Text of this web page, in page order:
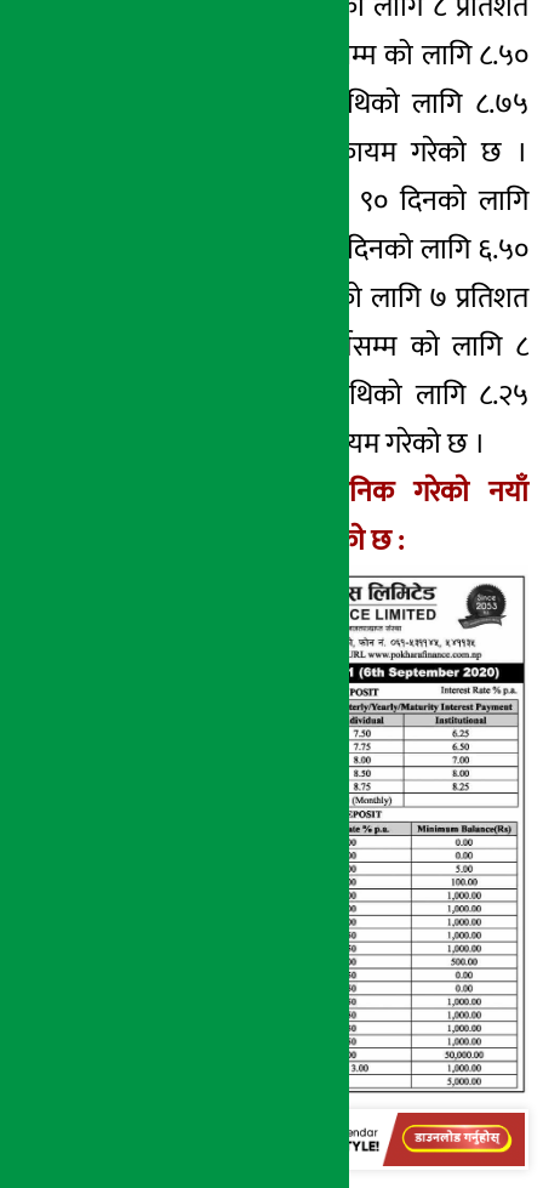
र १ वर्षदेखि २ वर्षसम्म को लागि ८.५०
प्रतिशत र २ वर्षमाथिको लागि ८.७५
प्रतिशत व्याजदर कायम गरेको छ ।
यता, संस्थागत तर्फ ९० दिनको लागि
६.२५ प्रतिशत, १८० दिनको लागि ६.५०
प्रतिशत, २७० दिनको लागि ७ प्रतिशत
र १ वर्षदेखि २ वर्षसम्म को लागि ८
प्रतिशत र २ वर्षमाथिको लागि ८.२५
प्रतिशत व्याजदर कायम गरेको छ ।
फाइनान्सले​ सार्वजनिक गरेकाे नयाँ
व्याजदर यस प्रकारकाे छ :